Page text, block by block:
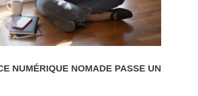
NUMÉRIQUE NOMADE PASSE UN